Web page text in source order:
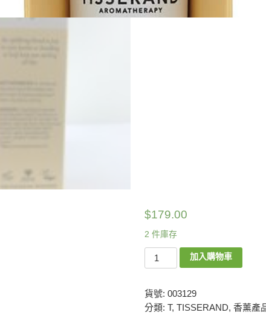
$179.00
2 件庫存
加入購物車
貨號: 003129
分類: T, TISSERAND, 香薰產